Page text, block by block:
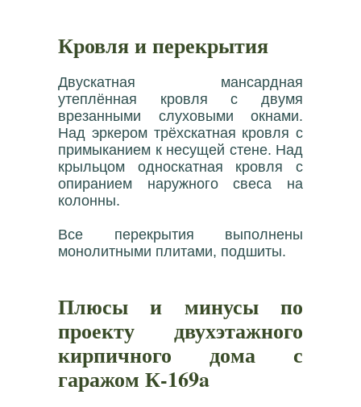
Кровля и перекрытия
Двускатная мансардная
утеплённая кровля с двумя
врезанными слуховыми окнами.
Над эркером трёхскатная кровля с
примыканием к несущей стене. Над
крыльцом односкатная кровля с
опиранием наружного свеса на
колонны.
Все перекрытия выполнены
монолитными плитами, подшиты.
Плюсы и минусы по
проекту двухэтажного
кирпичного дома с
гаражом К-169a